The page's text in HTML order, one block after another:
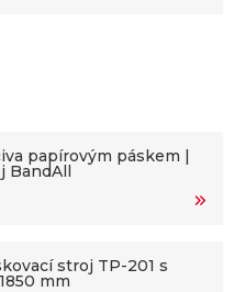
papírovým páskem |
BandAll
stroj TP-201 s
mm